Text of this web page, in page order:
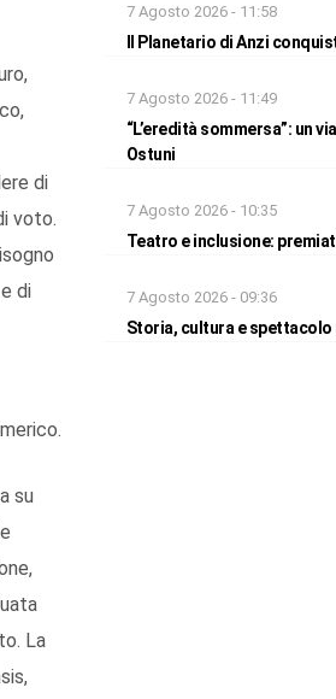
di
voto.
di
su
La
7 Agosto 2026 - 11:58
Il Planetario di Anzi
7 Agosto 2026 - 11:49
“L’eredità sommersa”: un
Ostuni
7 Agosto 2026 - 10:35
Teatro e inclusione:
7 Agosto 2026 - 09:36
Storia, cultura e spettacolo